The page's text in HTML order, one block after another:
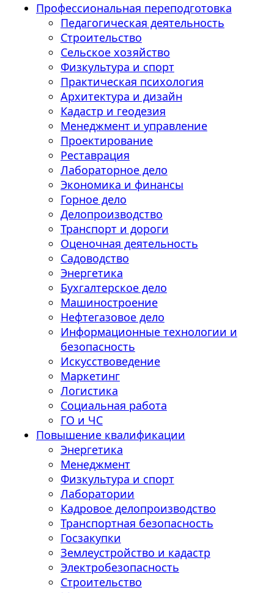
Профессиональная переподготовка
Педагогическая деятельность
Строительство
Сельское хозяйство
Физкультура и спорт
Практическая психология
Архитектура и дизайн
Кадастр и геодезия
Менеджмент и управление
Проектирование
Реставрация
Лабораторное дело
Экономика и финансы
Горное дело
Делопроизводство
Транспорт и дороги
Оценочная деятельность
Садоводство
Энергетика
Бухгалтерское дело
Машиностроение
Нефтегазовое дело
Информационные технологии и
безопасность
Искусствоведение
Маркетинг
Логистика
Социальная работа
ГО и ЧС
Повышение квалификации
Энергетика
Менеджмент
Физкультура и спорт
Лаборатории
Кадровое делопроизводство
Транспортная безопасность
Госзакупки
Землеустройство и кадастр
Электробезопасность
Строительство